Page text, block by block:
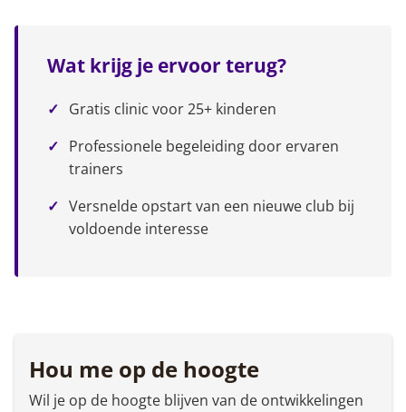
Wat krijg je ervoor terug?
Gratis clinic voor 25+ kinderen
Professionele begeleiding door ervaren
trainers
Versnelde opstart van een nieuwe club bij
voldoende interesse
Hou me op de hoogte
Wil je op de hoogte blijven van de ontwikkelingen